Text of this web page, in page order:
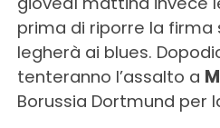
prima di riporre la
legherà ai blues.
tenteranno l’assalto a
Borussia Dortmund per